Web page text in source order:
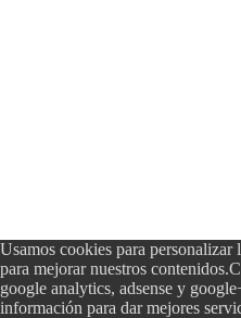
Usamos cookies para
para mejorar nuestros
google analytics, adsense y
información para dar mejores